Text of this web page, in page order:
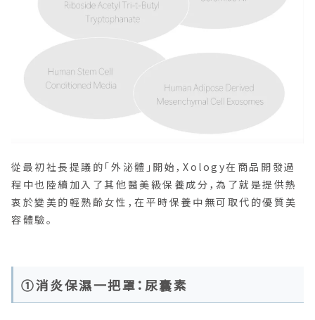
從最初社長提議的「外泌體」開始，Xology在商品開發過
程中也陸續加入了其他醫美級保養成分，為了就是提供熱
衷於變美的輕熟齡女性，在平時保養中無可取代的優質美
容體驗。
①消炎保濕一把罩：尿囊素